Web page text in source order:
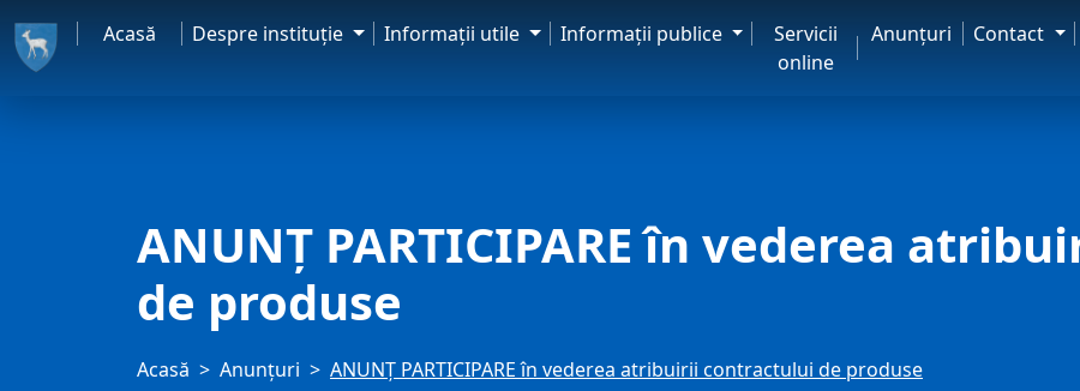
Acasă Despre instituţie Informaţii utile Informaţii publice
Servicii
online
Anunţuri Contact
ANUNŢ PARTICIPARE în vederea
de produse
Acasă Anunţuri ANUNŢ PARTICIPARE în vederea atribuirii contractului de produse